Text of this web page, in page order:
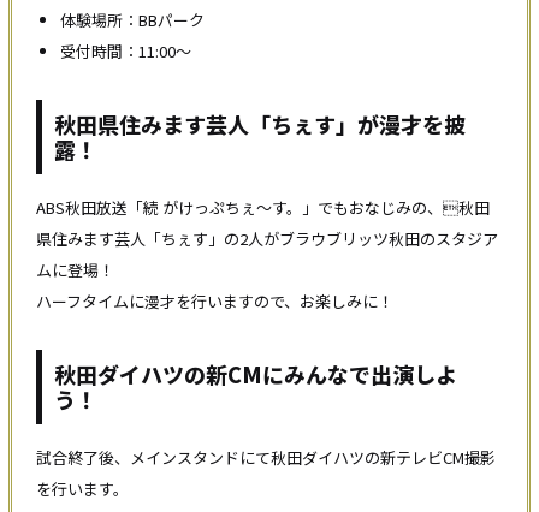
体験場所：BBパーク
受付時間：11:00〜
秋田県住みます芸人「ちぇす」が漫才を披
露！
ABS秋田放送「続 がけっぷちぇ〜す。」でもおなじみの、秋田
県住みます芸人「ちぇす」の2人がブラウブリッツ秋田のスタジア
ムに登場！
ハーフタイムに漫才を行いますので、お楽しみに！
秋田ダイハツの新CMにみんなで出演しよ
う！
試合終了後、メインスタンドにて秋田ダイハツの新テレビCM撮影
を行います。